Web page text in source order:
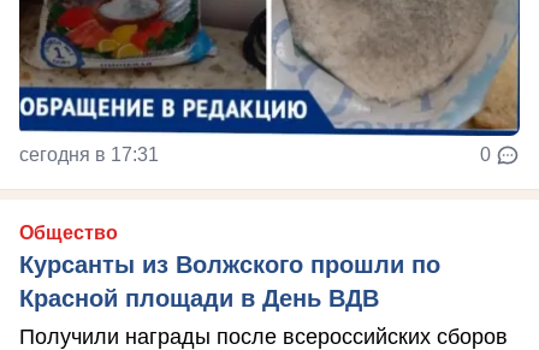
сегодня в 17:31 0
Общество
Курсанты из Волжского прошли по
Красной площади в День ВДВ
Получили награды после всероссийских сборов